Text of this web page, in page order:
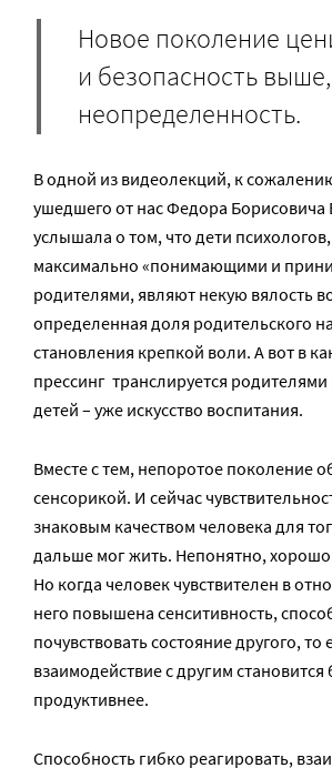
Новое поколение
и безопасность
неопределенность.
В одной из видеолекций, к
ушедшего от нас Федора Борисовича
услышала о том, что дети
максимально «понимающими и
родителями, являют некую вялость
определенная доля родительского
становления крепкой воли. А вот в
прессинг транслируется
детей – уже искусство воспитания.
Вместе с тем, непоротое поколение
сенсорикой. И сейчас
знаковым качеством человека для
дальше мог жить. Непонятно, хорошо
Но когда человек чувствителен в
него повышена сенситивность,
почувствовать состояние другого, то
взаимодействие с другим становится
продуктивнее.
Способность гибко реагировать,